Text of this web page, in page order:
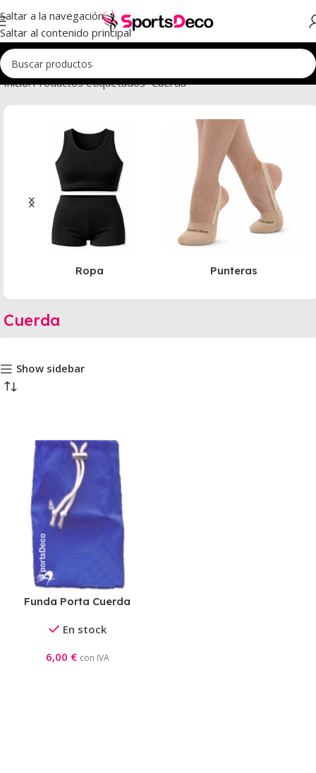
Saltar a la navegación
Saltar al contenido principal
Inicio Productos etiquetados “Cuerda”
Ropa Punteras
Cuerda
Show sidebar
Funda Porta Cuerda
En stock
6,00 € con IVA